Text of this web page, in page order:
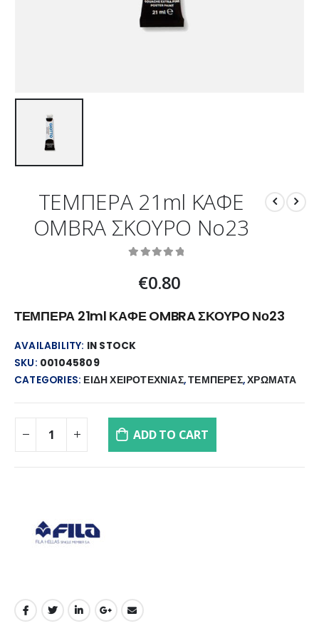
ΤΕΜΠΕΡΑ 21ml ΚΑΦΕ
OMBRA ΣΚΟΥΡΟ Νο23
€0.80
ΤΕΜΠΕΡΑ 21ml ΚΑΦΕ OMBRA ΣΚΟΥΡΟ Νο23
AVAILABILITY: IN STOCK
SKU: 001045809
CATEGORIES: ΕΙΔΗ ΧΕΙΡΟΤΕΧΝΙΑΣ,ΤΕΜΠΕΡΕΣ,ΧΡΩΜΑΤΑ
ADD TO CART